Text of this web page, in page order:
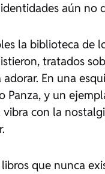
aún no
la biblioteca de
tratados
En una
Panza, y un
vibra con la
que nunca